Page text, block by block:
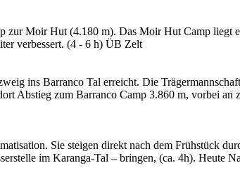
zur Moir Hut (4.180 m). Das Moir Hut Camp liegt
verbessert. (4 - 6 h) ÜB Zelt
ins Barranco Tal erreicht. Die
Abstieg zum Barranco Camp 3.860 m, vorbei an
Sie steigen direkt nach dem Frühstück
im Karanga-Tal – bringen, (ca. 4h). Heute